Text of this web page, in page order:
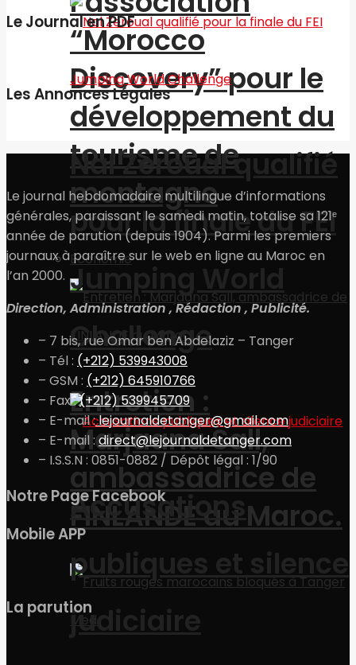
“Morocco
Discovery” pour le
développement du
tourisme de
montagne
Economie
Entretien :
Marjaana Sall,
ambassadrice de
FINLANDE au Maroc.
Nal Zeroual qualifié
pour la finale du FEI
Jumping World
Challenge
Accusations
publiques et silence
judiciaire
Le Journal en PDF
Les Annonces Légales
Le journal hebdomadaire multilingue d’informations
générales, paraissant le samedi matin, totalise sa 121ᵉ
année de parution (depuis 1904). Parmi les premiers
journaux à paraître sur le web en ligne au Maroc en
l’an 2000.
Direction, Administration , Rédaction , Publicité.
– 7 bis, rue Omar ben Abdelaziz – Tanger
– Tél : (+212) 539943008
– GSM : (+212) 645910766
– Fax :(+212) 539945709
– E-mail :lejournaldetanger@gmail.com
– E-mail :direct@lejournaldetanger.com
– I.S.S.N : 0851-0882 / Dépôt légal : 1/90
Notre Page Facebook
Mobile APP
La parution